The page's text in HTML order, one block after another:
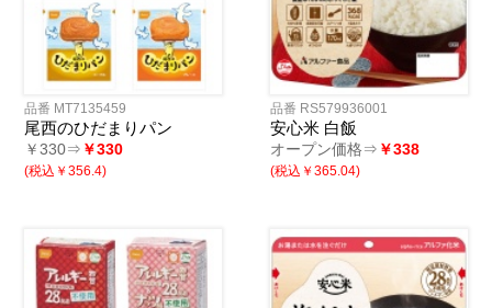
品番 MT7135459
尾西のひだまりパン
￥330⇒ ￥330
(税込￥356.4)
品番 RS579936001
安心米 白飯
オープン価格⇒ ￥338
(税込￥365.04)